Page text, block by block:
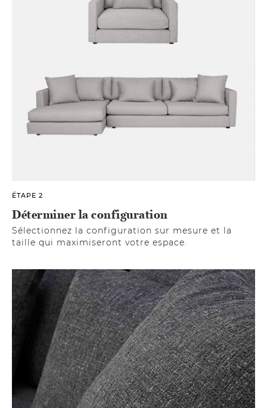
ÉTAPE 2
Déterminer la configuration
Sélectionnez la configuration sur mesure et la
taille qui maximiseront votre espace.